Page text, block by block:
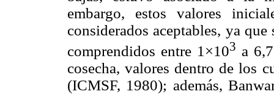
embargo, estos valores
considerados aceptables, ya
comprendidos entre 1×103 a
cosecha, valores dentro de los
(ICMSF, 1980); además,